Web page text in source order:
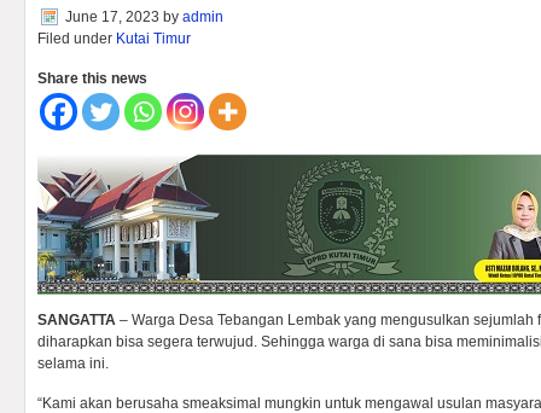
June 17, 2023 by admin
Filed under Kutai Timur
Share this news
SANGATTA – Warga Desa Tebangan Lembak yang mengusulkan sejumlah
diharapkan bisa segera terwujud. Sehingga warga di sana bisa
selama ini.
“Kami akan berusaha smeaksimal mungkin untuk mengawal usulan